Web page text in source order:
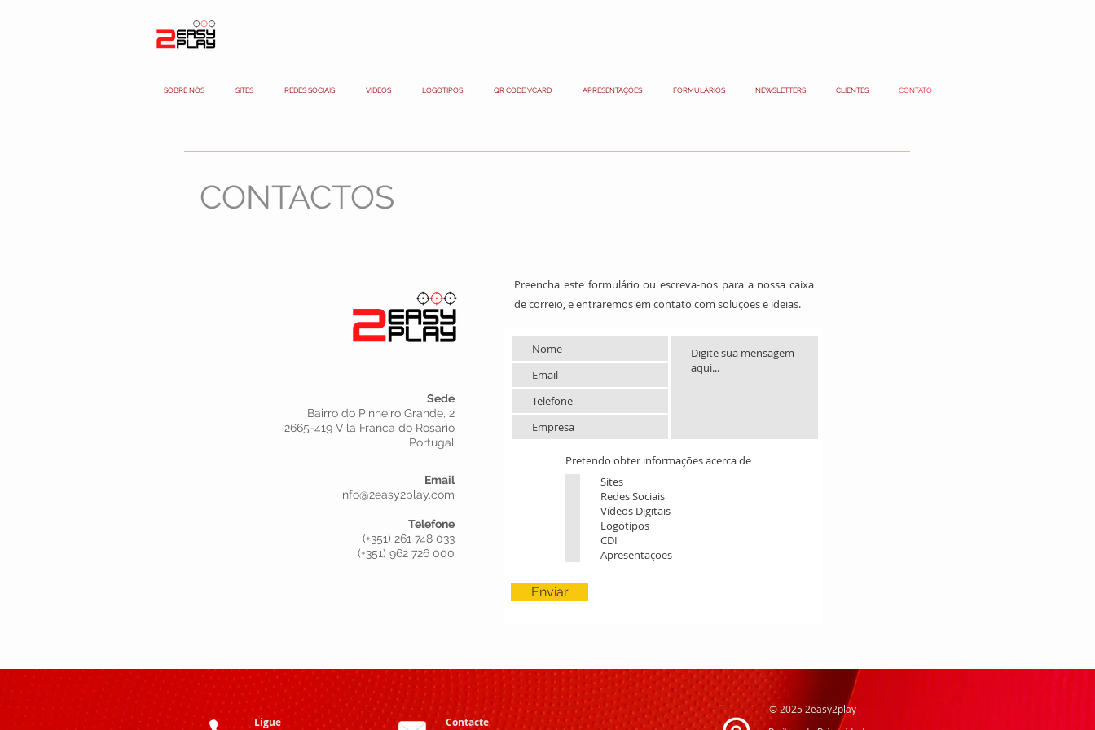
SOBRE NÓS SITES REDES SOCIAIS VÍDEOS LOGOTIPOS QR CODE VCARD APRESENTAÇÕES FORMULÁRIOS NEWSLETTERS CLIENTES CONTATO
CONTACTOS
Sede
Bairro do Pinheiro Grande, 2
2665-419 Vila Franca do Rosário
Portugal
Email
info@2easy2play.com
Telefone
(+351) 261 748 033
(+351) 962 726 000
Preencha este formulário ou escreva-nos para a nossa caixa
de correio, e entraremos em contato com soluções e ideias.
Pretendo obter informações acerca de
Sites
Redes Sociais
Vídeos Digitais
Logotipos
CDI
Apresentações
Enviar
Ligue Contacte
© 2025 2easy2play